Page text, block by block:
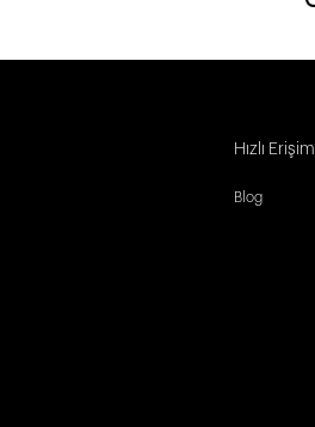
Hızlı Erişim
Blog